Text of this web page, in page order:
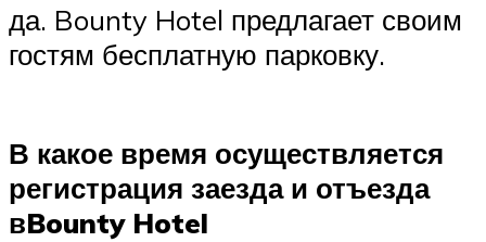
да. Bounty Hotel предлагает своим
гостям бесплатную парковку.
В какое время осуществляется
регистрация заезда и отъезда
вBounty Hotel